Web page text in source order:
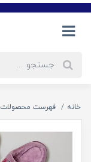
خانه فهرست محصولات